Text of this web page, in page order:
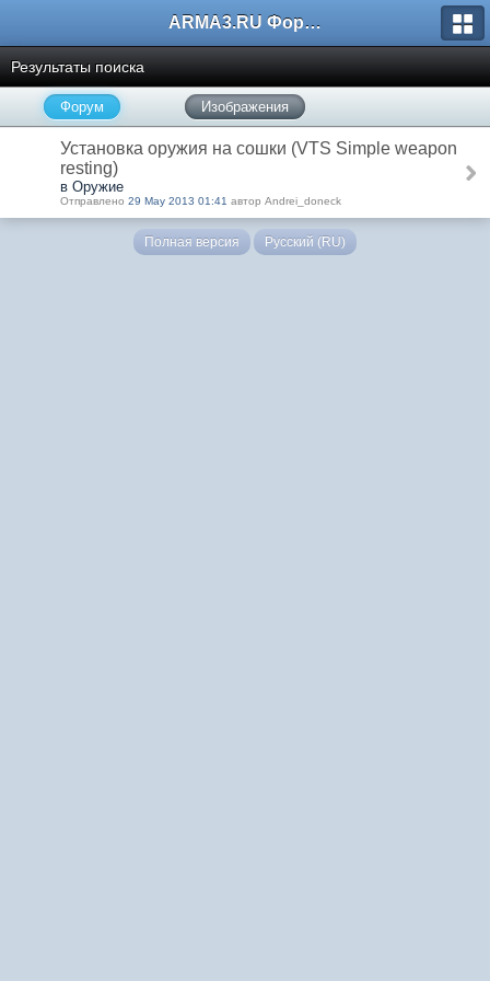
ARMA3.RU Форум
Результаты поиска
Форум Изображения
Установка оружия на сошки (VTS Simple weapon
resting)
в Оружие
Отправлено 29 May 2013 01:41 автор Andrei_doneck
Полная версия Русский (RU)